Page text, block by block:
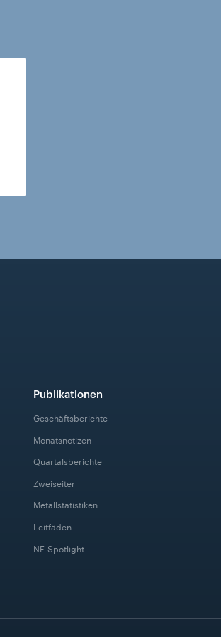
Publikationen
Geschäftsberichte
Monatsnotizen
Quartalsberichte
Zweiseiter
Metallstatistiken
Leitfäden
NE-Spotlight